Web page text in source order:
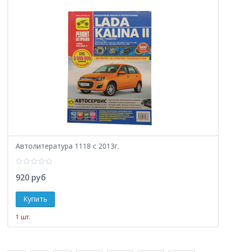
Автолитература 1118 с 2013г.
920 руб
1 шт.